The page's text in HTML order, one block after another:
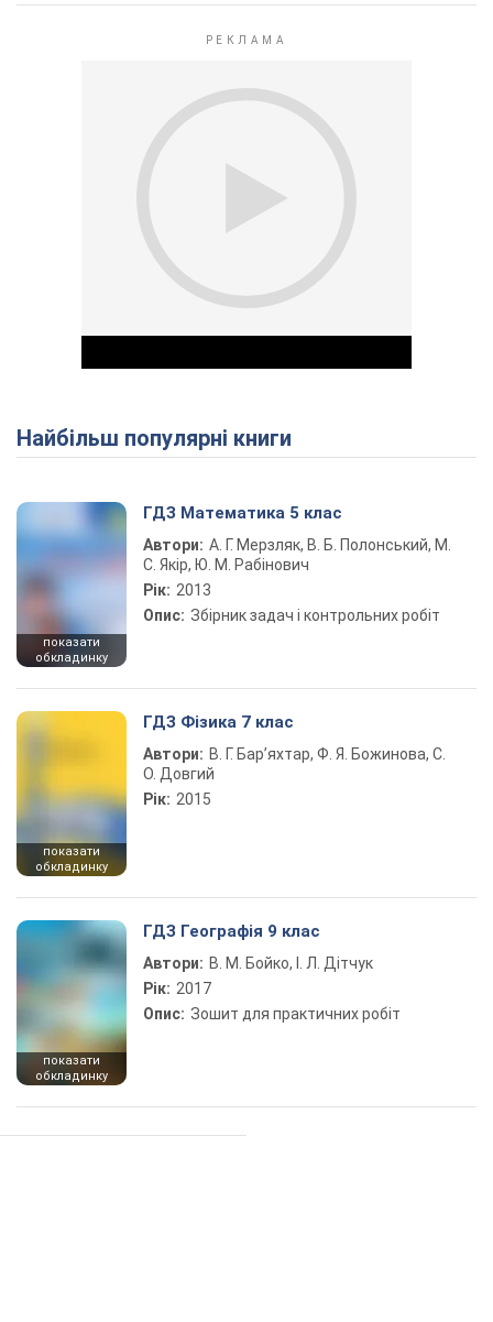
Play Video
Найбільш популярні книги
показати
обкладинку
ГДЗ Математика 5 клас
Автори: А. Г. Мерзляк, В. Б. Полонський, М.
С. Якір, Ю. М. Рабінович
Рік: 2013
Опис: Збірник задач і контрольних робіт
показати
обкладинку
ГДЗ Фізика 7 клас
Автори: В. Г. Бар’яхтар, Ф. Я. Божинова, С.
О. Довгий
Рік: 2015
показати
обкладинку
ГДЗ Географія 9 клас
Автори: В. М. Бойко, І. Л. Дітчук
Рік: 2017
Опис: Зошит для практичних робіт